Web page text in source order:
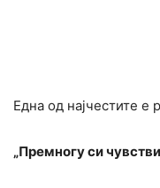
Една од најчестите е
„Премногу си